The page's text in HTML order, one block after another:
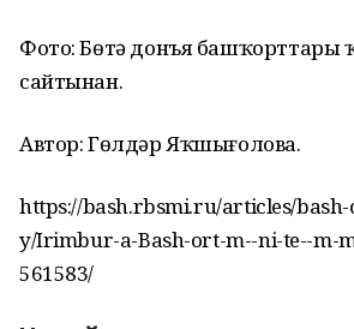
Фото: Бөтә донъя башҡорттары
сайтынан.
Автор: Гөлдәр Яҡшығолова.
https://bash.rbsmi.ru/articles/
y/Irimbur-a-Bash-ort-m--ni-te--m-
561583/